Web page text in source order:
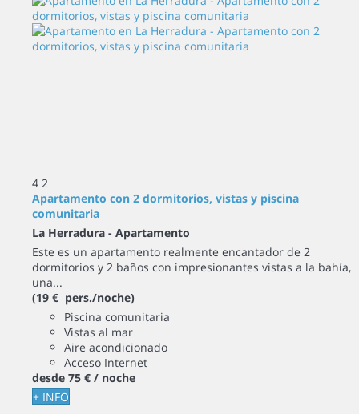
4 2
Apartamento con 2 dormitorios, vistas y piscina
comunitaria
La Herradura - Apartamento
Este es un apartamento realmente encantador de 2
dormitorios y 2 baños con impresionantes vistas a la bahía,
una...
(19 € pers./noche)
Piscina comunitaria
Vistas al mar
Aire acondicionado
Acceso Internet
desde 75 € / noche
+ INFO